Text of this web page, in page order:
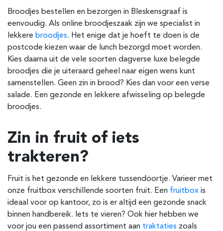
Broodjes bestellen en bezorgen in Bleskensgraaf is
eenvoudig. Als online broodjeszaak zijn we specialist in
lekkere broodjes. Het enige dat je hoeft te doen is de
postcode kiezen waar de lunch bezorgd moet worden.
Kies daarna uit de vele soorten dagverse luxe belegde
broodjes die je uiteraard geheel naar eigen wens kunt
samenstellen. Geen zin in brood? Kies dan voor een verse
salade. Een gezonde en lekkere afwisseling op belegde
broodjes.
Zin in fruit of iets
trakteren?
Fruit is het gezonde en lekkere tussendoortje. Varieer met
onze fruitbox verschillende soorten fruit. Een fruitbox is
ideaal voor op kantoor, zo is er altijd een gezonde snack
binnen handbereik. Iets te vieren? Ook hier hebben we
voor jou een passend assortiment aan traktaties zoals